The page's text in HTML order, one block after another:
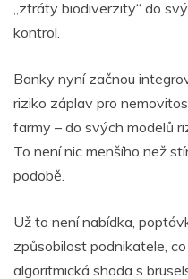
„ztráty biodiverzity“ do
kontrol.
Banky nyní začnou
riziko záplav pro
farmy – do svých modelů
To není nic menšího než
podobě.
Už to není nabídka,
způsobilost podnikatele,
algoritmická shoda s